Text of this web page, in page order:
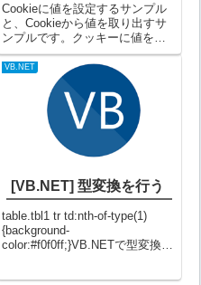
Cookieに値を設定するサンプル
と、Cookieから値を取り出すサ
ンプルです。クッキーに値を設
定するサンプル例1-1）新しいク
ッキーを作成して値をセットす
る例1-2）既存のクッキーに直接
値をセットする例1-3）複数の値
を1つのクッキーに保...
VB.NET
[VB.NET] 型変換を行う
table.tbl1 tr td:nth-of-type(1)
{background-
color:#f0f0ff;}VB.NETで型変換を